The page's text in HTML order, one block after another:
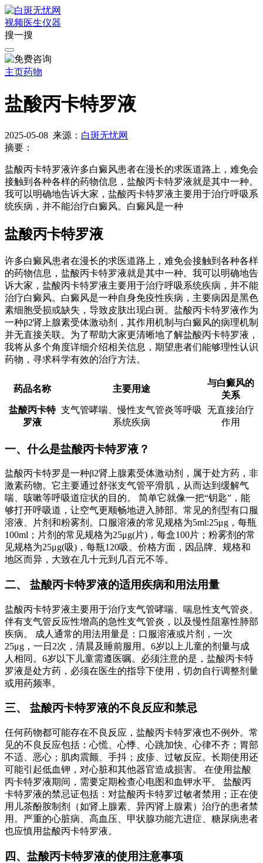
视频医生仪器
搜一搜
主页药物
盐酸丙卡特罗液
2025-05-08 来源： 白斑无忧网
摘要：
盐酸丙卡特罗液许多白癜风患者在漫长的求医道路上，难免会
接触到各种各样的药物信息，盐酸丙卡特罗液就是其中一种。
我可以明确地告诉大家，盐酸丙卡特罗液主要用于治疗呼吸系
统疾病，并不能治疗白癜风。白癜风是一种
盐酸丙卡特罗液
许多白癜风患者在漫长的求医道路上，难免会接触到各种各样
的药物信息，盐酸丙卡特罗液就是其中一种。我可以明确地告
诉大家，盐酸丙卡特罗液主要用于治疗呼吸系统疾病，并不能
治疗白癜风。白癜风是一种自身免疫性疾病，主要病因是黑色
素细胞受损或缺失，导致皮肤出现白斑。盐酸丙卡特罗液作为
一种β2肾上腺素受体激动剂，其作用机制与白癜风的病理机制
并无直接关联。为了帮助大家更清晰地了解盐酸丙卡特罗液，
我将从多个角度详细介绍相关信息，期望患者们能够理性认识
药物，寻求科学有效的治疗方法。
药品名称 主要用途
与白癜风的
关系
盐酸丙卡特
罗液
支气管哮喘、慢性支气管炎等呼吸
系统疾病
无直接治疗
作用
一、什么是盐酸丙卡特罗液？
盐酸丙卡特罗是一种β2肾上腺素受体激动剂，属于处方药，非
激素药物。它主要通过舒张支气管平滑肌，从而达到缓解气
喘、咳嗽等呼吸道症状的目的。 简单它就像一把“钥匙”，能
够打开呼吸道，让空气更顺畅地进入肺部。常见的剂型有口服
溶液、片剂和粉雾剂。口服溶液的常见规格为5ml:25μg，每瓶
100ml；片剂的常见规格为25μg(片)，每盒100片；粉雾剂的常
见规格为25μg(吸)，每瓶120吸。价格方面，因品牌、规格和
地区而异，大致在几十元到几百元不等。
二、 盐酸丙卡特罗液的适用疾病和用法用量
盐酸丙卡特罗液主要用于治疗支气管哮喘、喘息性支气管炎、
伴有支气管反应性增高的急性支气管炎，以及慢性阻塞性肺部
疾病。 成人通常的用法用量是：口服溶液或片剂，一次
25μg，一日2次，清晨及睡前服用。6岁以上儿童的剂量与成
人相同。6岁以下儿童需遵医嘱。必须注意的是，盐酸丙卡特
罗液是处方药，必须在医生的指导下使用，切勿自行调整剂量
或用药频率。
三、 盐酸丙卡特罗液的不良反应和禁忌
任何药物都可能存在不良反应，盐酸丙卡特罗液也不例外。常
见的不良反应包括：心慌、心悸、心跳加快、心律不齐；胃部
不适、恶心；肌肉震颤、手抖；皮疹、过敏反应。长期使用还
可能引起低血钾，对心脏和其他器官造成损害。 在使用盐酸
丙卡特罗液期间，需要定期检查心电图和血钾水平。 盐酸丙
卡特罗液的禁忌证包括：对盐酸丙卡特罗过敏者禁用；正在使
用儿茶酚胺制剂（如肾上腺素、异丙肾上腺素）治疗的患者禁
用。严重的心脏病、高血压、甲状腺功能亢进症、糖尿病患者
也应慎用盐酸丙卡特罗液。
四、盐酸丙卡特罗液的使用注意事项